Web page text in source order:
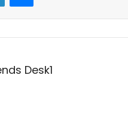
Desk1